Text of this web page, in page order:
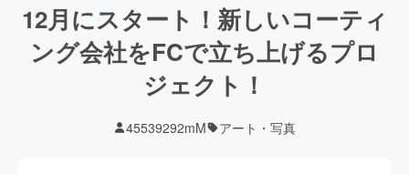
12月にスタート！新しいコーティ
ング会社をFCで立ち上げるプロ
ジェクト！
45539292mM アート・写真